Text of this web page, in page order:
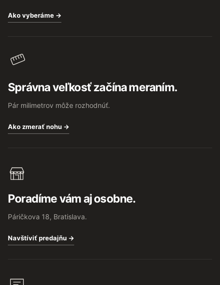
Ako vyberáme →
Správna veľkosť začína meraním.
Pár milimetrov môže rozhodnúť.
Ako zmerať nohu →
Poradíme vám aj osobne.
Páričkova 18, Bratislava.
Navštíviť predajňu →